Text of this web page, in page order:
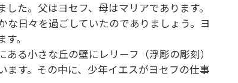
た。父はヨセフ、母はマリアであります。
日々を過ごしていたのでありましょう。ヨ
す。
る小さな丘の壁にレリーフ（浮彫の彫刻）
す。その中に、少年イエスがヨセフの仕事